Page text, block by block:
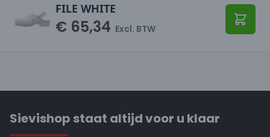
FILE WHITE
€ 65,34 Excl. BTW
Sievishop staat altijd voor u klaar